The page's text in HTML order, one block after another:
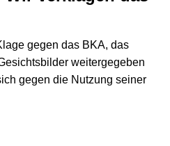
gegen das BKA, das
weitergegeben
gegen die Nutzung seiner